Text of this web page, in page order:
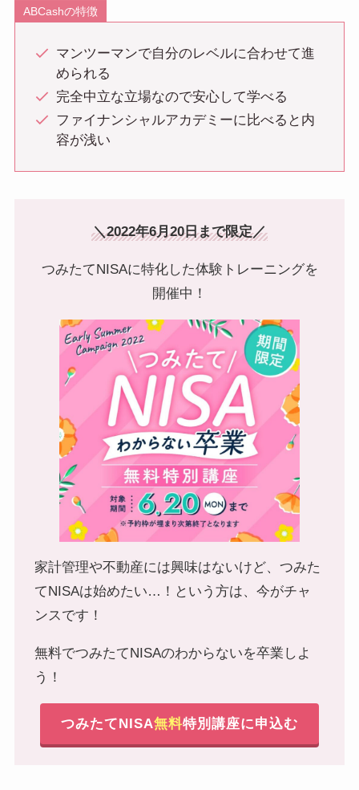
ABCashの特徴
マンツーマンで自分のレベルに合わせて進
められる
完全中立な立場なので安心して学べる
ファイナンシャルアカデミーに比べると内
容が浅い
＼2022年6月20日まで限定／
つみたてNISAに特化した体験トレーニングを
開催中！
家計管理や不動産には興味はないけど、つみた
てNISAは始めたい…！という方は、今がチャ
ンスです！
無料でつみたてNISAのわからないを卒業しよ
う！
つみたてNISA無料特別講座に申込む